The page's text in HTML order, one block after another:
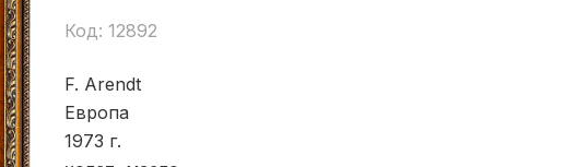
Код: 12892
F. Arendt
Европа
1973 г.